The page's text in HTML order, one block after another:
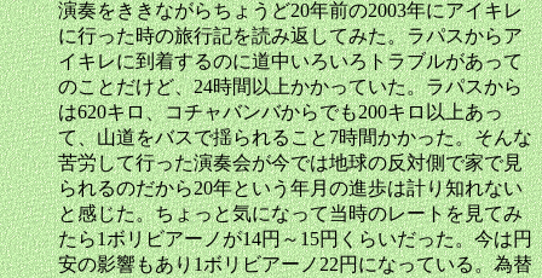
演奏をききながらちょうど20年前の2003年にアイキレ
に行った時の旅行記を読み返してみた。ラパスからア
イキレに到着するのに道中いろいろトラブルがあって
のことだけど、24時間以上かかっていた。ラパスから
は620キロ、コチャバンバからでも200キロ以上あっ
て、山道をバスで揺られること7時間かかった。そんな
苦労して行った演奏会が今では地球の反対側で家で見
られるのだから20年という年月の進歩は計り知れない
と感じた。ちょっと気になって当時のレートを見てみ
たら1ボリビアーノが14円～15円くらいだった。今は円
安の影響もあり1ボリビアーノ22円になっている。為替